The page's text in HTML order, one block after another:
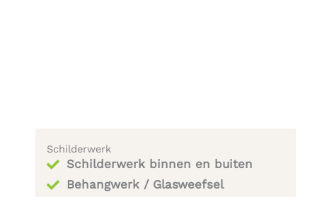
Schilderwerk
Schilderwerk binnen en buiten
Behangwerk / Glasweefsel